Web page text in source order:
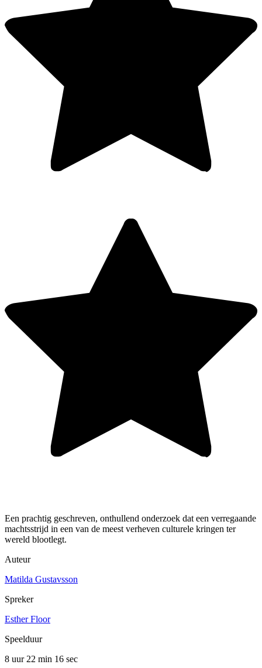
Een prachtig geschreven, onthullend onderzoek dat een verregaande
machtsstrijd in een van de meest verheven culturele kringen ter
wereld blootlegt.
Auteur
Matilda Gustavsson
Spreker
Esther Floor
Speelduur
8 uur 22 min 16 sec